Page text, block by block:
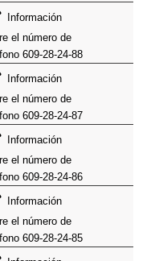
Información
el número de
609-28-24-88
Información
el número de
609-28-24-87
Información
el número de
609-28-24-86
Información
el número de
609-28-24-85